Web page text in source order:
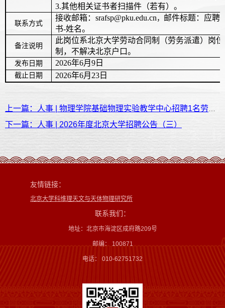
3.其他相关证书者扫描件（若有）。
联系方式
接收邮箱：srafsp@pku.edu.cn ， 邮件标题：应聘
书-姓名。
备注说明
此岗位系北京大学劳动合同制（劳务派遣）岗
制，不解决北京户口。
发布日期 2026年6月9日
截止日期 2026年6月 23 日
下一篇：人事 | 2026年度北京大学招聘公告（三）
友情链接：
北京大学科维理天文与天体物理研究所
联系我们：
地址：北京市海淀区成府路209号
邮编： 100871
电话： 010-62751732